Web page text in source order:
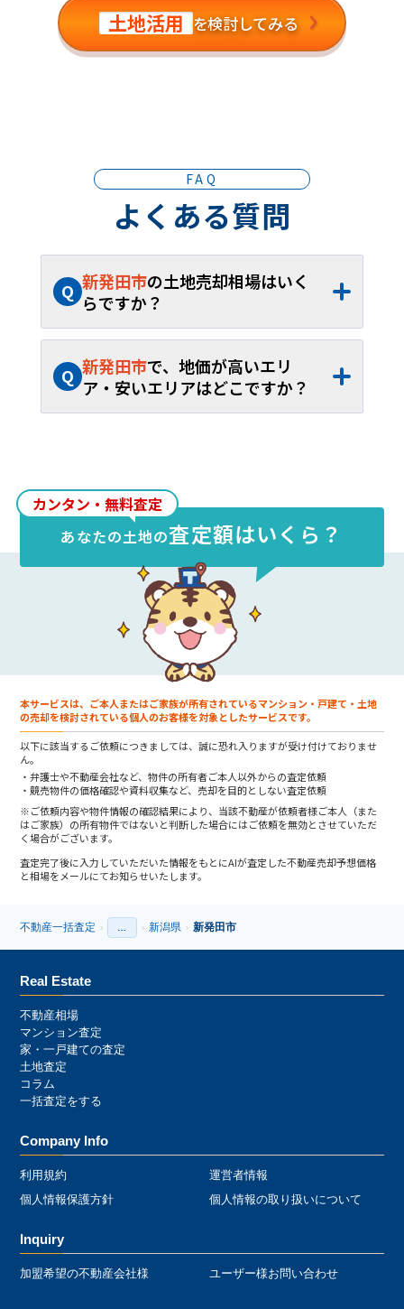
土地活用 を検討してみる
FAQ
よくある質問
Q 新発田市の土地売却相場はいく
らですか？
A 新発田市の土地売却相場は、約10.0万円/
坪（約1.93万円～約13.6万円/坪 ）、平米
単価約3.04万円/㎡（約5,850円～約
4.12
Q 新発田市で、地価が高いエリ
ア・安いエリアはどこですか？
円/坪（約5,850円/㎡
カンタン・無料査定
あなたの土地の査定額はいくら？
本サービスは、ご本人またはご家族が所有されているマンション・戸建て・土地
の売却を検討されている個人のお客様を対象としたサービスです。
以下に該当するご依頼につきましては、誠に恐れ入りますが受け付けておりませ
ん。
弁護士や不動産会社など、物件の所有者ご本人以外からの査定依頼
競売物件の価格確認や資料収集など、売却を目的としない査定依頼
※ご依頼内容や物件情報の確認結果により、当該不動産が依頼者様ご本人（また
はご家族）の所有物件ではないと判断した場合にはご依頼を無効とさせていただ
く場合がございます。
査定完了後に入力していただいた情報をもとにAIが査定した不動産売却予想価格
と相場をメールにてお知らせいたします。
不動産一括査定 › › 新潟県 › 新発田市
Real Estate
不動産相場
マンション査定
家・一戸建ての査定
土地査定
コラム
一括査定をする
Company Info
利用規約
運営者情報
個人情報保護方針
個人情報の取り扱いについて
Inquiry
加盟希望の不動産会社様 ユーザー様お問い合わせ